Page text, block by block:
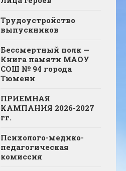
Трудоустройство
выпускников
Бессмертный полк —
Книга памяти МАОУ
СОШ № 94 города
Тюмени
ПРИЕМНАЯ
КАМПАНИЯ 2026-2027
гг.
Психолого-медико-
педагогическая
комиссия